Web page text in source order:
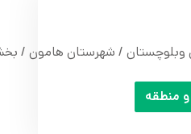
وبلوچستان / شهرستان هامون /
منطقه